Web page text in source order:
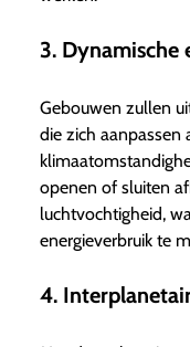
3. Dynamische
Gebouwen zullen
die zich aanpassen
openen of sluiten
luchtvochtigheid,
energieverbruik te
4.